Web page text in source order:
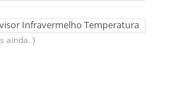
Infravermelho Temperatura
ainda. )